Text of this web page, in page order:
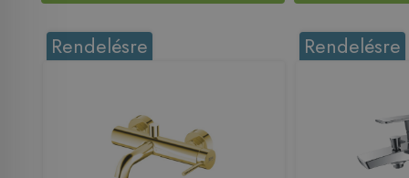
Rendelésre Rendelésre